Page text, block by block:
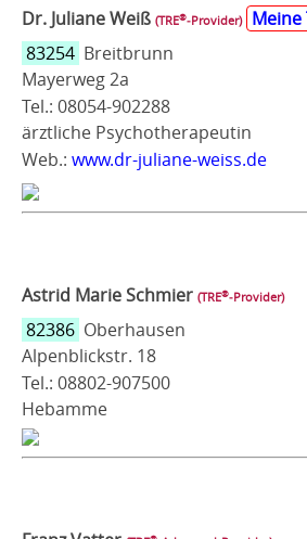
Dr. Juliane Weiß (TRE®‑Provider) Meine
83254 Breitbrunn
Mayerweg 2a
Tel.: 08054-902288
ärztliche Psychotherapeutin
Web.: www.dr-juliane-weiss.de
Astrid Marie Schmier (TRE®‑Provider)
82386 Oberhausen
Alpenblickstr. 18
Tel.: 08802-907500
Hebamme